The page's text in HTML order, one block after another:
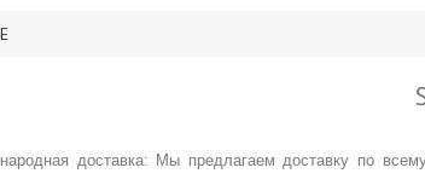
доставка: Мы предлагаем доставку по